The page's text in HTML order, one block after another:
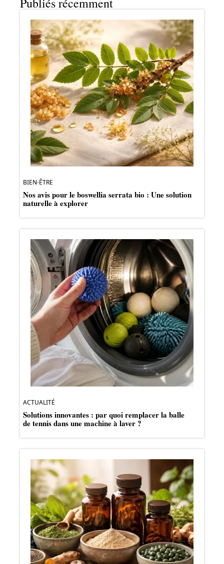
BIEN-ÊTRE
Nos avis pour le boswellia serrata bio : Une solution
naturelle à explorer
ACTUALITÉ
Solutions innovantes : par quoi remplacer la balle
de tennis dans une machine à laver ?